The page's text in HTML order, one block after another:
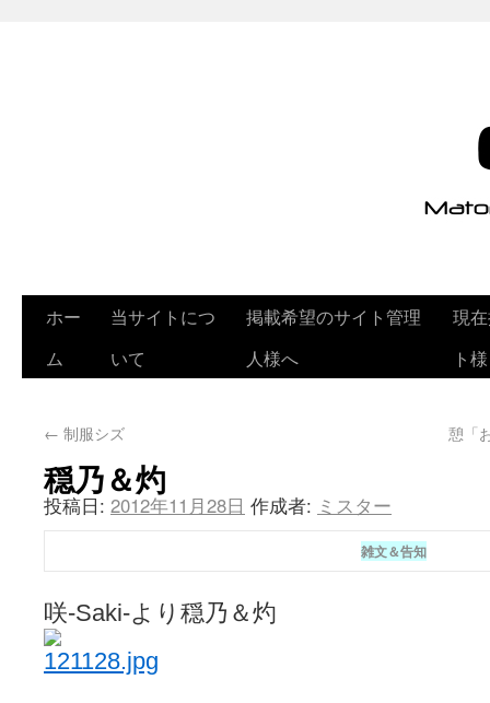
ホー
ム
当サイトにつ
いて
掲載希望のサイト管理
人様へ
現
ト様
← 制服シズ 憩「
穏乃＆灼
投稿日: 2012年11月28日 作成者: ミスター
雑文＆告知
咲-Saki-より穏乃＆灼